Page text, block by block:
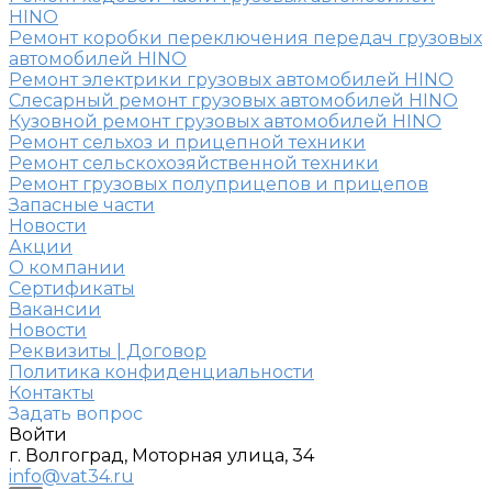
HINO
Ремонт коробки переключения передач грузовых
автомобилей HINO
Ремонт электрики грузовых автомобилей HINO
Слесарный ремонт грузовых автомобилей HINO
Кузовной ремонт грузовых автомобилей HINO
Ремонт сельхоз и прицепной техники
Ремонт сельскохозяйственной техники
Ремонт грузовых полуприцепов и прицепов
Запасные части
Новости
Акции
О компании
Сертификаты
Вакансии
Новости
Реквизиты | Договор
Политика конфиденциальности
Контакты
Задать вопрос
Войти
г. Волгоград, Моторная улица, 34
info@vat34.ru